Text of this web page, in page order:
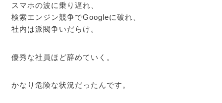
スマホの波に乗り遅れ、
検索エンジン競争でGoogleに破れ、
社内は派閥争いだらけ。
優秀な社員ほど辞めていく。
かなり危険な状況だったんです。